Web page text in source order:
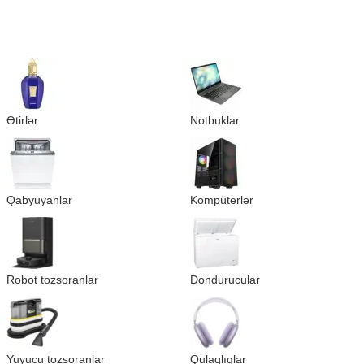
Ətirlər Notbuklar
Qabyuyanlar Kompüterlər
Robot tozsoranlar Dondurucular
Yuyucu tozsoranlar Qulaqlıqlar